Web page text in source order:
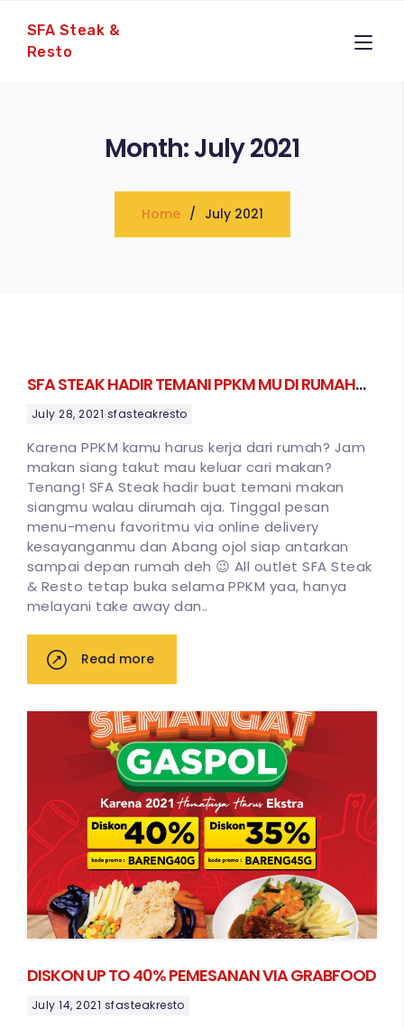
SFA Steak &
Resto
Month:July 2021
Home July 2021
SFA STEAK HADIR TEMANI PPKM MU DI RUMAH
July 28, 2021 sfasteakresto
Karena PPKM kamu harus kerja dari rumah? Jam
makan siang takut mau keluar cari makan?
Tenang! SFA Steak hadir buat temani makan
siangmu walau dirumah aja. Tinggal pesan
menu-menu favoritmu via online delivery
kesayanganmu dan Abang ojol siap antarkan
sampai depan rumah deh 😉 All outlet SFA Steak
& Resto tetap buka selama PPKM yaa, hanya
melayani take away dan..
Read more
DISKON UP TO 40% PEMESANAN VIA GRABFOOD
July 14, 2021 sfasteakresto